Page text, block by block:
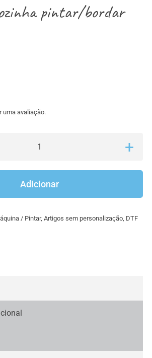
pintar/bordar
uma avaliação.
Panos
pintar/bordar
Adicionar
/ Pintar, Artigos sem personalização, DTF